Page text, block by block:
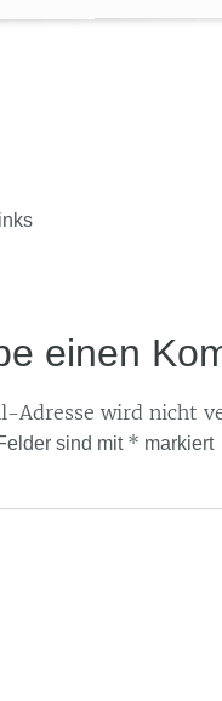
einen
Adresse wird nicht
sind mit * markiert